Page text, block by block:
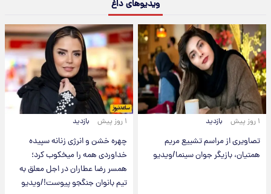
ویدیوهای داغ
۱ روز پیش بازدید
تصاویری از مراسم تشییع مریم
همتیان، بازیگر جوان سینما/ویدیو
۱ روز پیش بازدید
چهره خشن و انرژی زنانه سپیده
خداوردی همه را میخکوب کرد؛
همسر رضا عطاران در اجل معلق به
تیم بانوان جنگجو پیوست!/ویدیو